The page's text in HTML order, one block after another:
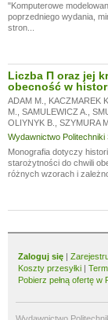
"Komputerowe
poprzedniego wydania,
stron...
Liczba Π oraz jej
obecność w
ADAM M. KACZMAREK K.
M.
SAMULEWICZ A.
OLIYNYK B.
SZYMURA
Wydawnictwo Politechniki
Monografia dotyczy
starożytności do chwili
różnych wzorach i
Zaloguj się |
Koszty przesyłki |
Pobierz pełną ofertę w